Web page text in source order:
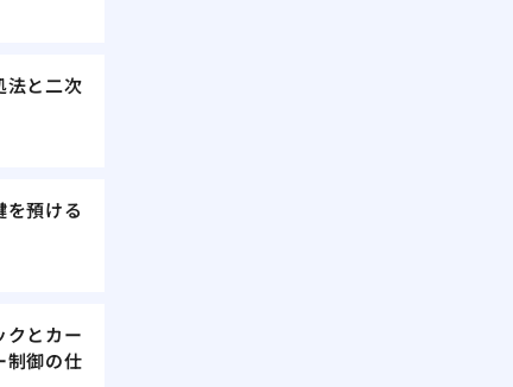
法と二次
を預ける
クとカー
制御の仕